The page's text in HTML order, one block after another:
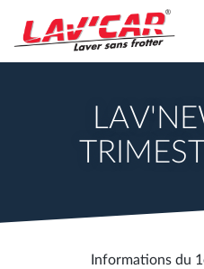
Lavcar
Informations du